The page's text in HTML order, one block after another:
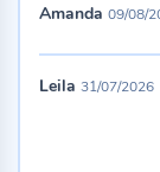
Amanda 09/08/
Leila 31/07/2026